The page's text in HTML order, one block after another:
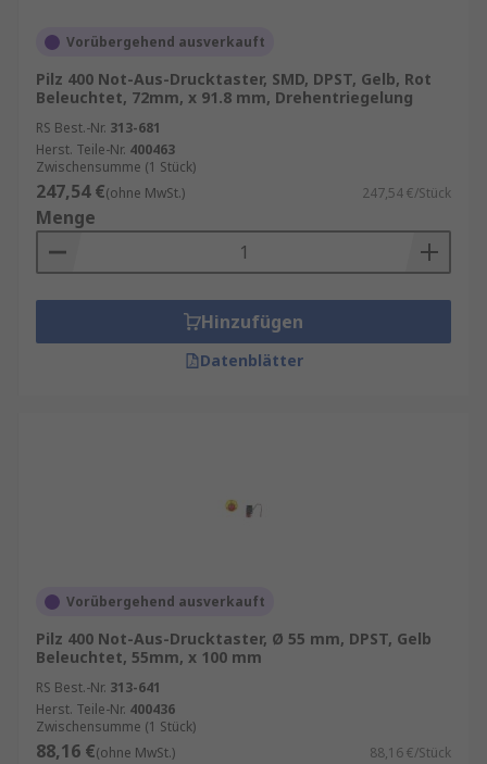
Vorübergehend ausverkauft
Pilz 400 Not-Aus-Drucktaster, SMD, DPST, Gelb, Rot
Beleuchtet, 72mm, x 91.8 mm, Drehentriegelung
RS Best.-Nr. 313-681
Herst. Teile-Nr. 400463
Zwischensumme (1 Stück)
247,54 €(ohne MwSt.) 247,54 €/Stück
Menge
Hinzufügen
Datenblätter
Vorübergehend ausverkauft
Pilz 400 Not-Aus-Drucktaster, Ø 55 mm, DPST, Gelb
Beleuchtet, 55mm, x 100 mm
RS Best.-Nr. 313-641
Herst. Teile-Nr. 400436
Zwischensumme (1 Stück)
88,16 €(ohne MwSt.) 88,16 €/Stück